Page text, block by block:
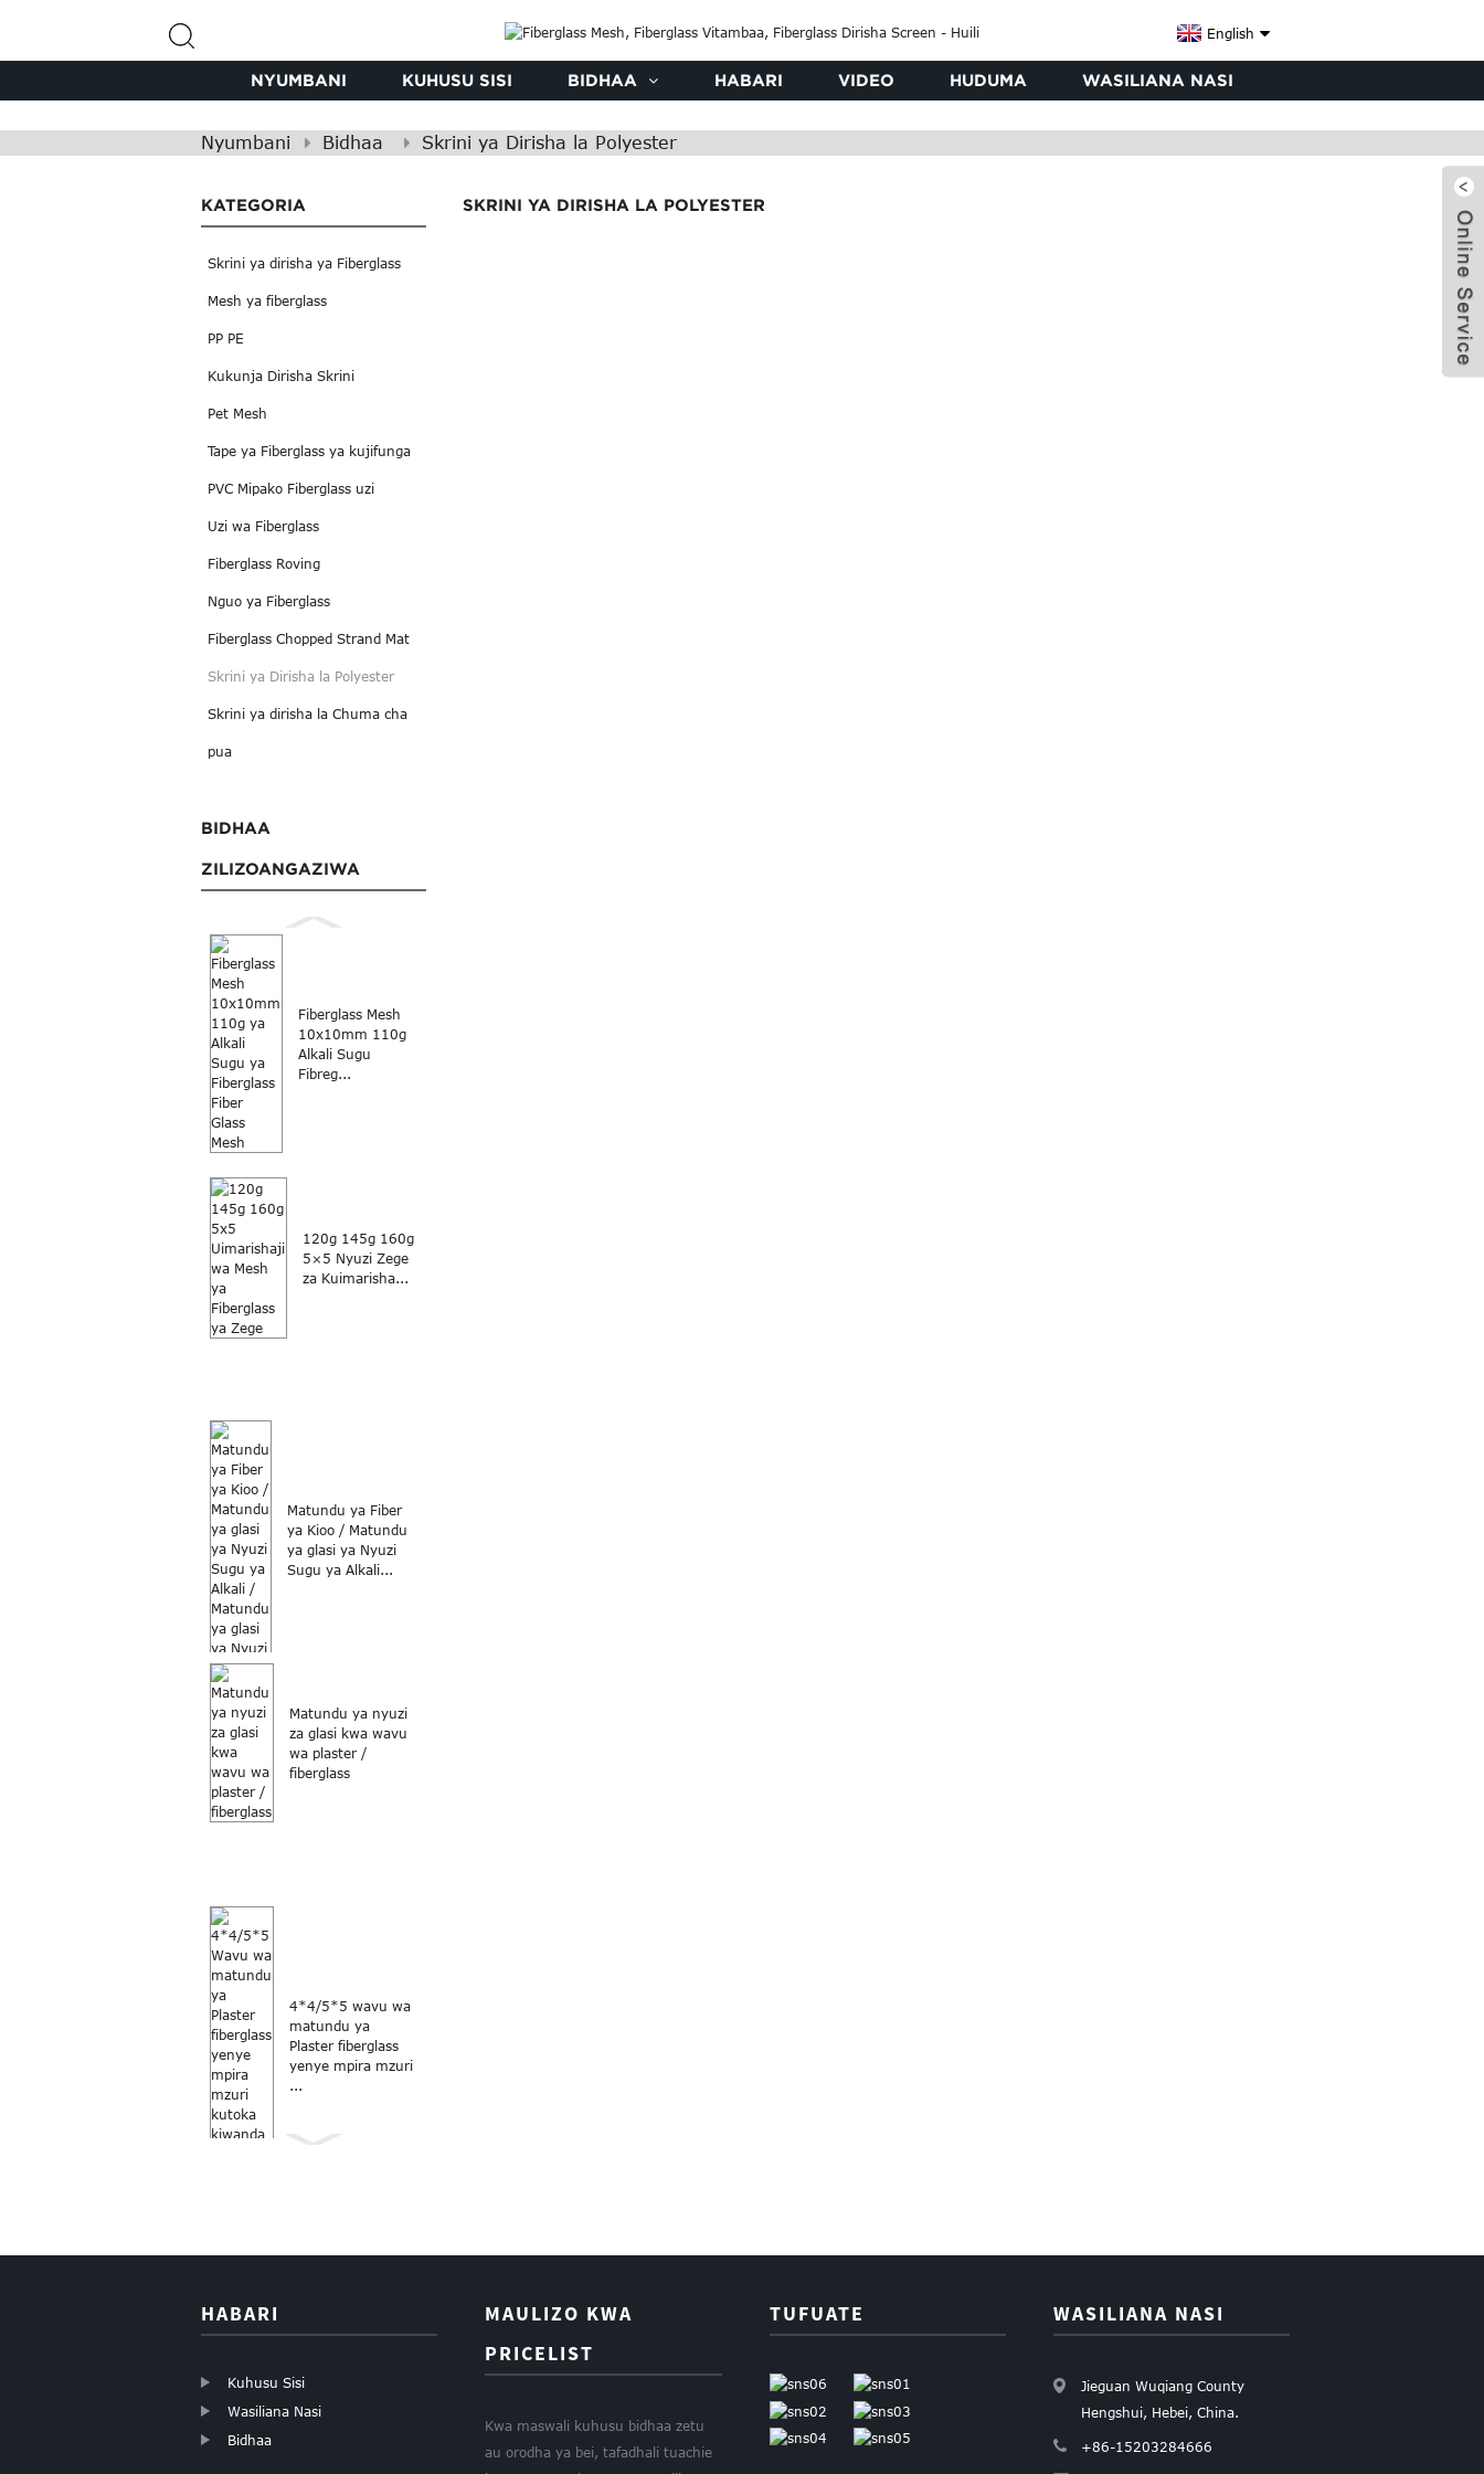
English
NYUMBANI KUHUSU SISI BIDHAA HABARI VIDEO HUDUMA WASILIANA NASI
Nyumbani Bidhaa Skrini ya Dirisha la Polyester
KATEGORIA
Skrini ya dirisha ya Fiberglass
Mesh ya fiberglass
PP PE
Kukunja Dirisha Skrini
Pet Mesh
Tape ya Fiberglass ya kujifunga
PVC Mipako Fiberglass uzi
Uzi wa Fiberglass
Fiberglass Roving
Nguo ya Fiberglass
Fiberglass Chopped Strand Mat
Skrini ya Dirisha la Polyester
Skrini ya dirisha la Chuma cha
pua
BIDHAA
ZILIZOANGAZIWA
Fiberglass Mesh
10x10mm 110g
Alkali Sugu
Fibreg...
120g 145g 160g
5×5 Nyuzi Zege
za Kuimarisha...
Matundu ya Fiber
ya Kioo / Matundu
ya glasi ya Nyuzi
Sugu ya Alkali...
Matundu ya nyuzi
za glasi kwa wavu
wa plaster /
fiberglass
4*4/5*5 wavu wa
matundu ya
Plaster fiberglass
yenye mpira mzuri
...
SKRINI YA DIRISHA LA POLYESTER
HABARI
Kuhusu Sisi
Wasiliana Nasi
Bidhaa
MAULIZO KWA
PRICELIST
Kwa maswali kuhusu bidhaa zetu
au orodha ya bei, tafadhali tuachie
TUFUATE WASILIANA NASI
Jieguan Wuqiang County
Hengshui, Hebei, China.
+86-15203284666